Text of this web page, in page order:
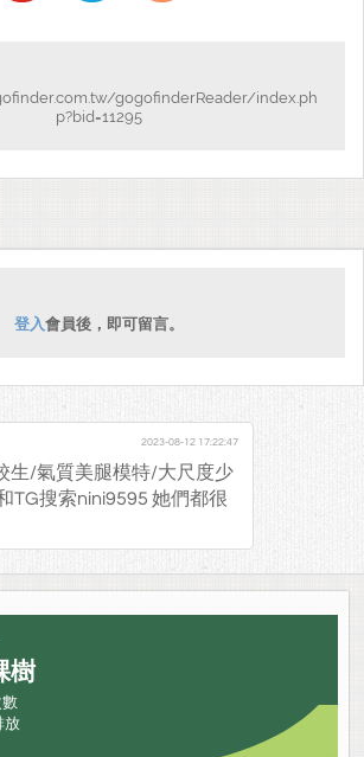
gogofinderReader/index.ph
p?bid=11295
登入會員後，即可留言。
2023-08-12 17:22:47
生/氣質美腿模特/大尺度少
TG搜索nini9595 她們都很
樹
放